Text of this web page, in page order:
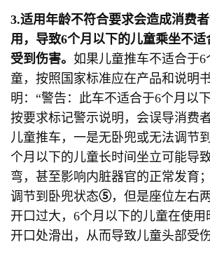
3.适用年龄不符合要求会造成消费
用，导致6个月以下的儿童乘坐不适
受到伤害。 如果儿童推车不适合于
童，按照国家标准应在产品和说明
明：“警告：此车不适合于6个月以
按要求标记警示说明，会误导消费
儿童推车，一是无卧兜或无法调节
个月以下的儿童长时间坐立可能导
弯，甚至影响内脏器官的正常发育
调节到卧兜状态⑤，但是座位左右
开口过大，6个月以下的儿童在使
开口处滑出，从而导致儿童头部受伤